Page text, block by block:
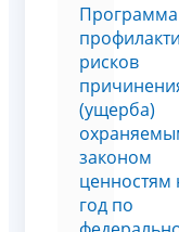
Программа
рисков
(ущерба)
законом
ценностям
год по